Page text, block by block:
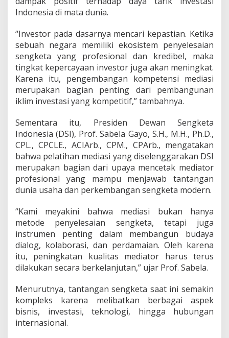
Indonesia di mata dunia.
“Investor pada dasarnya mencari kepastian. Ketika
sebuah negara memiliki ekosistem penyelesaian
sengketa yang profesional dan kredibel, maka
tingkat kepercayaan investor juga akan meningkat.
Karena itu, pengembangan kompetensi mediasi
merupakan bagian penting dari pembangunan
iklim investasi yang kompetitif,” tambahnya.
Sementara itu, Presiden Dewan Sengketa
Indonesia (DSI), Prof. Sabela Gayo, S.H., M.H., Ph.D.,
CPL., CPCLE., ACIArb., CPM., CPArb., mengatakan
bahwa pelatihan mediasi yang diselenggarakan DSI
merupakan bagian dari upaya mencetak mediator
profesional yang mampu menjawab tantangan
dunia usaha dan perkembangan sengketa modern.
“Kami meyakini bahwa mediasi bukan hanya
metode penyelesaian sengketa, tetapi juga
instrumen penting dalam membangun budaya
dialog, kolaborasi, dan perdamaian. Oleh karena
itu, peningkatan kualitas mediator harus terus
dilakukan secara berkelanjutan,” ujar Prof. Sabela.
Menurutnya, tantangan sengketa saat ini semakin
kompleks karena melibatkan berbagai aspek
bisnis, investasi, teknologi, hingga hubungan
internasional.